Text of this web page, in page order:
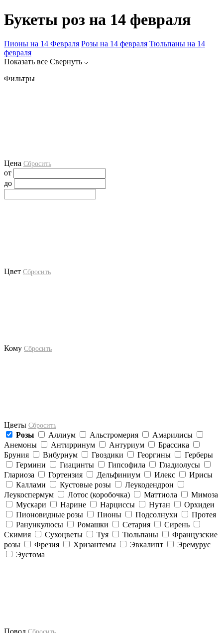
Букеты роз на 14 февраля
Пионы на 14 Февраля Розы на 14 февраля Тюльпаны на 14
февраля
Показать все Свернуть
Фильтры
Цена Сбросить
от
до
Цвет Сбросить
Кому Сбросить
Цветы Сбросить
Розы Аллиум Альстромерия
Амарилисы
Анемоны
Антирринум Антуриум
Брассика
Бруния
Вибурнум Гвоздики Георгины
Герберы
Гермини
Гиацинты Гипсофила
Гладиолусы
Глариоза
Гортензия Дельфиниум Илекс
Ирисы
Каллами
Кустовые розы
Леукодендрон
Леукоспермум
Лотос (коробочка) Маттиола
Мимоза
Мускари
Нарине Нарциссы Нутан
Орхидеи
Пионовидные розы
Пионы Подсолнухи
Протея
Ранункулюсы
Ромашки Сетария
Сирень
Скимия
Сухоцветы Туя Тюльпаны
Французские
розы
Фрезия Хризантемы Эвкалипт
Эремурус
Эустома